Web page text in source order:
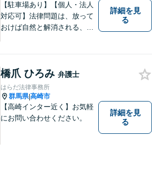
【駐車場あり】【個人・法人
対応可】法律問題は、放って
おけば自然と解消される、解
す。最善の解決策は何なの
か、一緒に考えていきましょ
う。
詳細を見
る
橋爪 ひろみ 弁護士
はらだ法律事務所
群馬県|高崎市
【高崎インター近く】お気軽
にお問い合わせください。
詳細を見
る